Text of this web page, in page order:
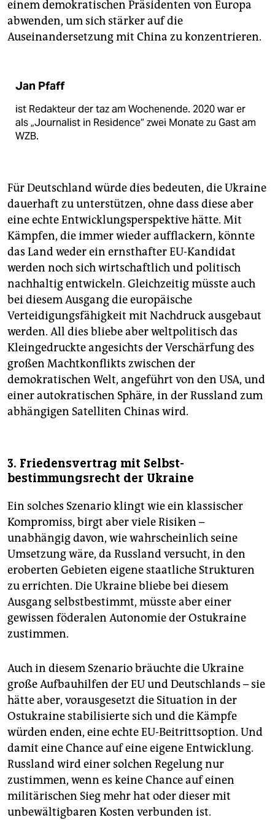
einem demokratischen Präsidenten von Europa
abwenden, um sich stärker auf die
Auseinandersetzung mit China zu konzentrieren.
Jan Pfaff
ist Redakteur der taz am Wochenende. 2020 war er
als „Journalist in Residence“ zwei Monate zu Gast am
WZB.
Für Deutschland würde dies bedeuten, die Ukraine
dauerhaft zu unterstützen, ohne dass diese aber
eine echte Entwicklungsperspektive hätte. Mit
Kämpfen, die immer wieder aufflackern, könnte
das Land weder ein ernsthafter EU-Kandidat
werden noch sich wirtschaftlich und politisch
nachhaltig entwickeln. Gleichzeitig müsste auch
bei diesem Ausgang die europäische
Verteidigungsfähigkeit mit Nachdruck ausgebaut
werden. All dies bliebe aber weltpolitisch das
Kleingedruckte angesichts der Verschärfung des
großen Machtkonflikts zwischen der
demokratischen Welt, angeführt von den USA, und
einer autokratischen Sphäre, in der Russland zum
abhängigen Satelliten Chinas wird.
3. Friedensvertrag mit Selbst­
bestimmungsrecht der Ukraine
Ein solches Szenario klingt wie ein klassischer
Kompromiss, birgt aber viele Risiken –
unabhängig davon, wie wahrscheinlich seine
Umsetzung wäre, da Russland versucht, in den
eroberten Gebieten eigene staatliche Strukturen
zu errichten. Die Ukraine bliebe bei diesem
Ausgang selbstbestimmt, müsste aber einer
gewissen föderalen Autonomie der Ostukraine
zustimmen.
Auch in diesem Szenario bräuchte die Ukraine
große Aufbauhilfen der EU und Deutschlands – sie
hätte aber, vorausgesetzt die Situation in der
Ostukraine stabilisierte sich und die Kämpfe
würden enden, eine echte EU-Beitritts­option. Und
damit eine Chance auf eine eigene Entwicklung.
Russland wird einer solchen Regelung nur
zustimmen, wenn es keine Chance auf einen
militärischen Sieg mehr hat oder dieser mit
unbewältigbaren Kosten verbunden ist.